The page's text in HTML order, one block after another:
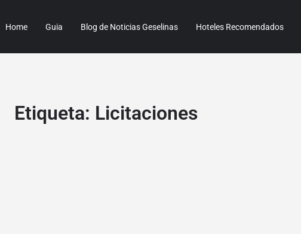
Home Guia Blog de Noticias Geselinas Hoteles Recomendados
Etiqueta: Licitaciones